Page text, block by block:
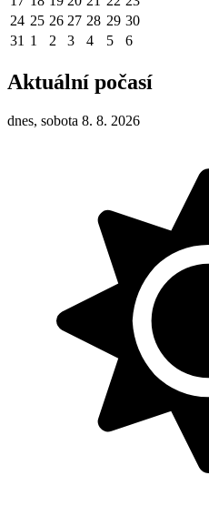
24 25 26 27 28 29 30
31 1 2 3 4 5 6
Aktuální počasí
dnes, sobota 8. 8. 2026